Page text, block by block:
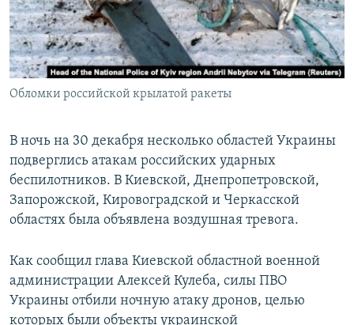
ПОБЕДИТЕЛЕЙ НЕ СУДЯТ?
КРЫМ.НЕПОКОРЕННЫЙ
ELIFBE
УКРАИНСКАЯ ПРОБЛЕМА КРЫМА
ПРИСОЕДИНЯЙТЕСЬ!
Обломки российской крылатой ракеты
В ночь на 30 декабря несколько областей Украины
подверглись атакам российских ударных
беспилотников. В Киевской, Днепропетровской,
Запорожской, Кировоградской и Черкасской
областях была объявлена воздушная тревога.
Как сообщил глава Киевской областной военной
администрации Алексей Кулеба, силы ПВО
Украины отбили ночную атаку дронов, целью
которых были объекты украинской